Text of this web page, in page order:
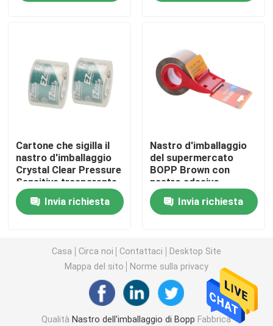
Nastro del di alluminio
Pellicola trasparente
film dell'involucro di allungamento
Contenitori di alimento del di alluminio
Kraft di nastro di carta
Cartone che sigilla il
nastro d'imballaggio
Crystal Clear Pressure
Sensitive trasparente
di BOPP
Invia richiesta
Nastro d'imballaggio
del supermercato
BOPP Brown con
nastro adesivo
d'imballaggio sensibile
alla pressione della
taglierina di nastro
Invia richiesta
Casa Circa noi Contattaci
Desktop Site
Mappa del sito
Norme sulla privacy
Qualità Nastro dell'imballaggio di Bopp Fabbrica